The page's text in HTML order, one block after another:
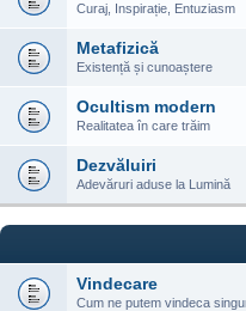
Curaj, Inspirație, Entuziasm
Metafizică
Existență și cunoaștere
Ocultism modern
Realitatea în care trăim
Dezvăluiri
Adevăruri aduse la Lumină
Vindecare
Cum ne putem vindeca